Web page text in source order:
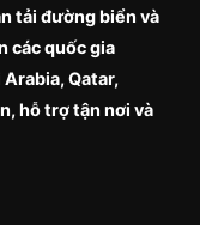
tải đường biển và
các quốc gia
Qatar,
hỗ trợ tận nơi và